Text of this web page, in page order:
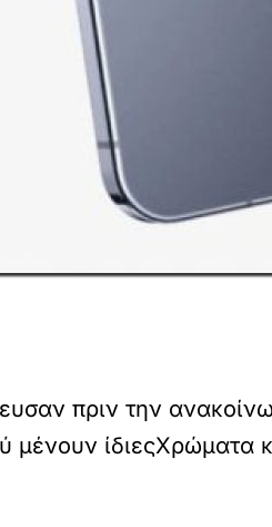
πριν την
μένουν ίδιεςΧρώματα